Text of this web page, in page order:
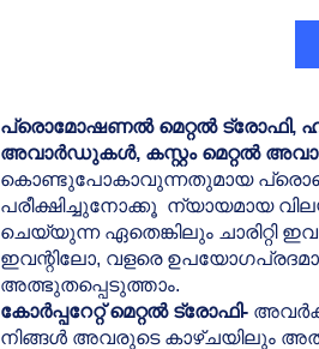
പ്രൊമോഷണൽ മെറ്റൽ ട്രോഫി,
അവാർഡുകൾ, കസ്റ്റം മെറ്റൽ
കൊണ്ടുപോകാവുന്നതുമായ
പരീക്ഷിച്ചുനോക്കൂ ന്യായമായ
ചെയ്യുന്ന ഏതെങ്കിലും ചാരിറ്റി
ഇവന്റിലോ, വളരെ
അത്ഭുതപ്പെടുത്താം.
കോർപ്പറേറ്റ് മെറ്റൽ ട്രോഫി-
നിങ്ങൾ അവരുടെ കാഴ്ചയിലും